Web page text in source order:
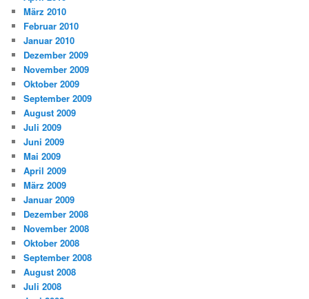
März 2010
Februar 2010
Januar 2010
Dezember 2009
November 2009
Oktober 2009
September 2009
August 2009
Juli 2009
Juni 2009
Mai 2009
April 2009
März 2009
Januar 2009
Dezember 2008
November 2008
Oktober 2008
September 2008
August 2008
Juli 2008